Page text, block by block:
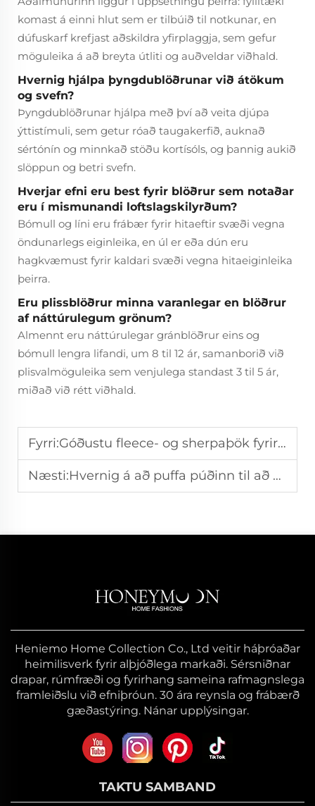
komast á einni hlut sem er tilbúið til notkunar, en
dúfuskarf krefjast aðskildra yfirplaggja, sem gefur
möguleika á að breyta útliti og auðveldar viðhald.
Hvernig hjálpa þyngdublöðrunar við átökum
og svefn?
Þyngdublöðrunar hjálpa með því að veita djúpa
ýttistímuli, sem getur róað taugakerfið, auknað
sértónín og minnkað stöðu kortísóls, og þannig aukið
slöppun og betri svefn.
Hverjar efni eru best fyrir blöðrur sem notaðar
eru í mismunandi loftslagskilyrðum?
Bómull og líni eru frábær fyrir hitaeftir svæði vegna
öndunarlegs eiginleika, en úl er eða dún eru
hagkvæmust fyrir kaldari svæði vegna hitaeiginleika
þeirra.
Eru plissblöðrur minna varanlegar en blöðrur
af náttúrulegum grönum?
Almennt eru náttúrulegar gránblöðrur eins og
bómull lengra lifandi, um 8 til 12 ár, samanborið við
plisvalmöguleika sem venjulega standast 3 til 5 ár,
miðað við rétt viðhald.
Fyrri:Góðustu fleece- og sherpaþök fyrir kvikmyndanætur
Næsti:Hvernig á að puffa púðinn til að halda honum eins og nýjum
Heniemo Home Collection Co., Ltd veitir háþróaðar
heimilisverk fyrir alþjóðlega markaði. Sérsniðnar
drapar, rúmfræði og fyrirhang sameina rafmagnslega
framleiðslu við efniþróun. 30 ára reynsla og frábærð
gæðastýring. Nánar upplýsingar.
TAKTU SAMBAND